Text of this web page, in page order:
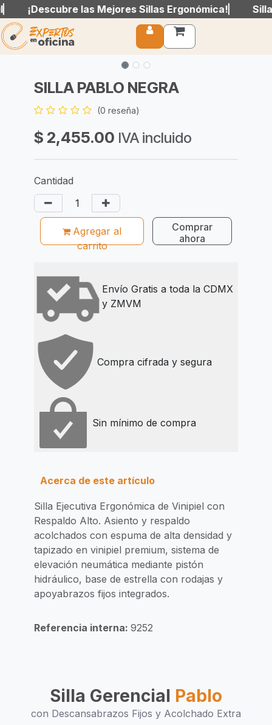
Ir al contenido
¡Descubre las Mejores Sillas Ergonómica!
¡Descubre las Mejores Sillas Ergonómica!
SILLA PABLO NEGRA
(0 reseña)
$ 2,455.00 IVA incluido
Cantidad
Agregar al
carrito
Com​prar
ahora
Envío Gratis a toda la CDMX
y ZMVM
Compra cifrada y segura
Sin mínimo de compra
Acerca de este artículo
Silla Ejecutiva Ergonómica de Vinipiel con
Respaldo Alto. Asiento y respaldo
acolchados con espuma de alta densidad y
tapizado en vinipiel premium, sistema de
elevación neumática mediante pistón
hidráulico, base de estrella con rodajas y
apoyabrazos fijos integrados.
Referencia interna: 9252
Silla Gerencial Pablo
con Descansabrazos Fijos y Acolchado Extra